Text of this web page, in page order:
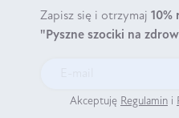
Zapisz się i otrzymaj 10%
"Pyszne szociki na
Akceptuję Regulamin i